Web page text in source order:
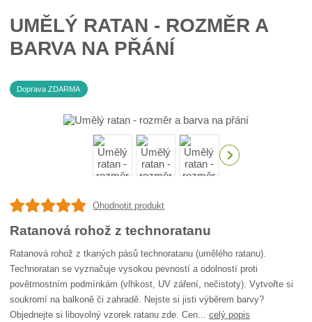
UMĚLÝ RATAN - ROZMĚR A
BARVA NA PŘÁNÍ
Doprava ZDARMA
Ohodnotit produkt
Ratanová rohož z technoratanu
Ratanová rohož z tkaných pásů technoratanu (umělého ratanu).
Technoratan se vyznačuje vysokou pevností a odolností proti
povětrnostním podmínkám (vlhkost, UV záření, nečistoty). Vytvořte si
soukromí na balkoně či zahradě. Nejste si jisti výběrem barvy?
Objednejte si libovolný vzorek ratanu zde. Cen...celý popis